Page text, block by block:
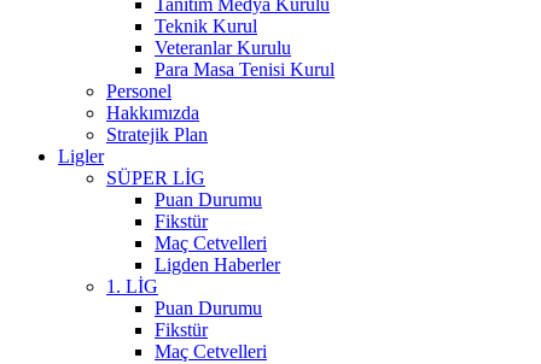
Tanıtım Medya Kurulu
Teknik Kurul
Veteranlar Kurulu
Para Masa Tenisi Kurul
Personel
Hakkımızda
Stratejik Plan
Ligler
SÜPER LİG
Puan Durumu
Fikstür
Maç Cetvelleri
Ligden Haberler
1. LİG
Puan Durumu
Fikstür
Maç Cetvelleri